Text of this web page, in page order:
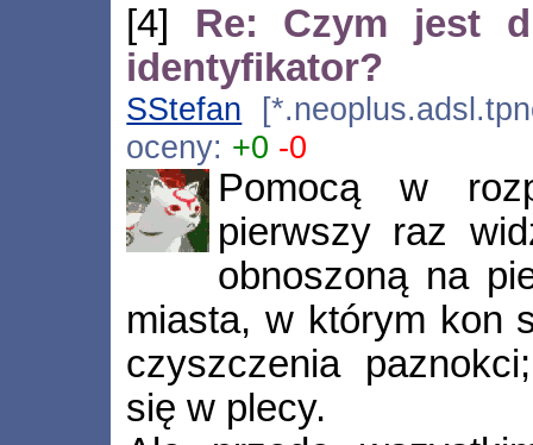
[4] Re: Czym jest
identyfikator?
SStefan
oceny: +0 -0
Pomocą w
pierwszy raz
obnoszoną na
miasta, w którym kon
czyszczenia
się w plecy.